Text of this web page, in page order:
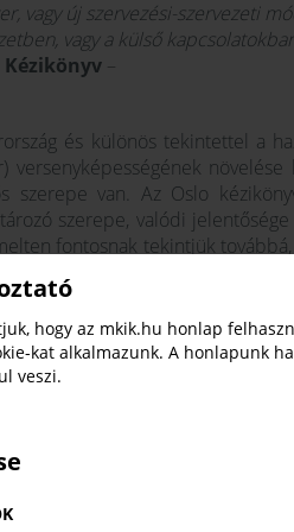
vagy új szervezési-szervezeti
vagy a külső
Kézikönyv –
és különös tekintettel a
versenyképességének
szerepe van. Az Oslo
szerepe, valódi
fontosnak tekintjük
kapcsolatoknak kimagasló
és sikeres
A vállalati
– különös tekintettel a
együttműködésre
a saját erőforrásaikon túl
Kereskedelmi és
intenzív befektetésre van
a jövőben is a kreatív
hogy az mkik.hu honlap
kat alkalmazunk. A honlapunk
veszi.